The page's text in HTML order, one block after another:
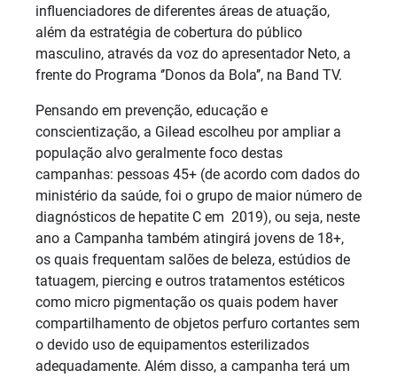
influenciadores de diferentes áreas de atuação,
além da estratégia de cobertura do público
masculino, através da voz do apresentador Neto, a
frente do Programa ‘’Donos da Bola’’, na Band TV.
Pensando em prevenção, educação e
conscientização, a Gilead escolheu por ampliar a
população alvo geralmente foco destas
campanhas: pessoas 45+ (de acordo com dados do
ministério da saúde, foi o grupo de maior número de
diagnósticos de hepatite C em 2019), ou seja, neste
ano a Campanha também atingirá jovens de 18+,
os quais frequentam salões de beleza, estúdios de
tatuagem, piercing e outros tratamentos estéticos
como micro pigmentação os quais podem haver
compartilhamento de objetos perfuro cortantes sem
o devido uso de equipamentos esterilizados
adequadamente. Além disso, a campanha terá um